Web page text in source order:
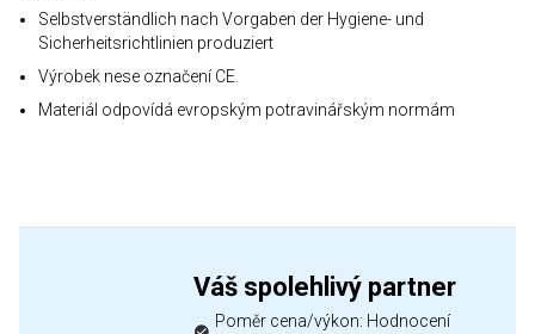
Selbstverständlich nach Vorgaben der Hygiene- und
Sicherheitsrichtlinien produziert
Výrobek nese označení CE.
Materiál odpovídá evropským potravinářským normám
Váš spolehlivý partner
Poměr cena/výkon: Hodnocení